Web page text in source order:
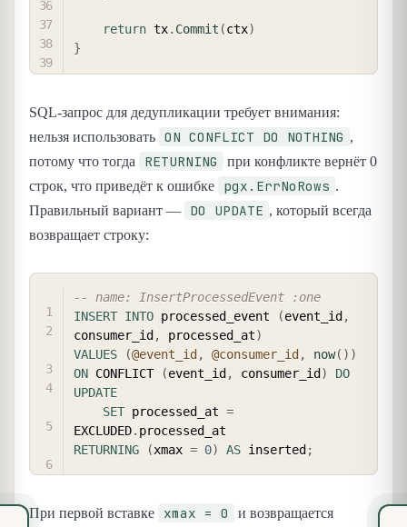
return tx. Commit (ctx)
}
SQL-запрос для дедупликации требует внимания:
нельзя использовать ON CONFLICT DO NOTHING ,
потому что тогда
RETURNING
при конфликте вернёт 0
строк, что приведёт к ошибке
pgx.ErrNoRows .
Правильный вариант —
DO UPDATE , который всегда
возвращает строку:
-- name: InsertProcessedEvent :one
INSERT INTO processed_event (event_id ,
consumer_id , processed_at)
VALUES
(@event_id , @consumer_id , now( ) )
ON CONFLICT (event_id , consumer_id )
DO
UPDATE
SET processed_at =
EXCLUDED.
RETURNING
(xmax = 0) AS inserted ;
При первой вставке xmax = 0 и возвращается